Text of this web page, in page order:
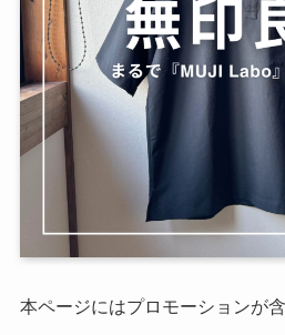
本ページにはプロモーションが